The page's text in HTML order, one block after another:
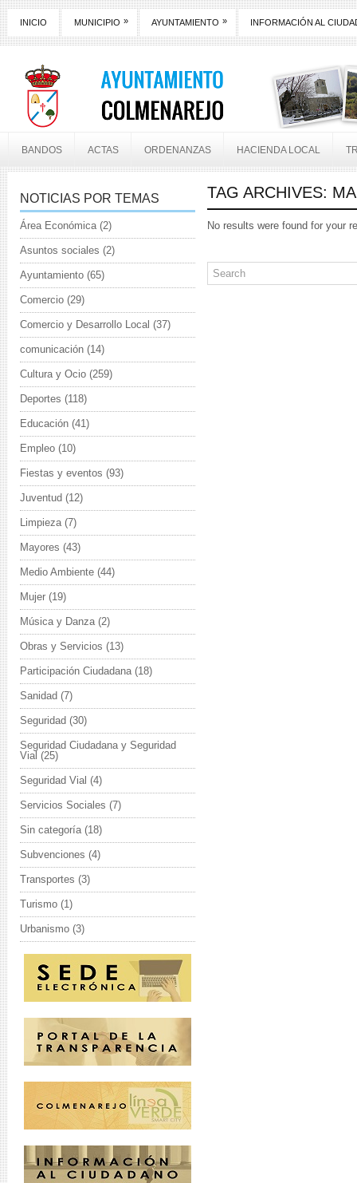
INICIO MUNICIPIO » AYUNTAMIENTO » INFORMACIÓN AL
BANDOS ACTAS ORDENANZAS HACIENDA LOCAL
TAG ARCHIVES:
No results were found for your
NOTICIAS POR TEMAS
Área Económica(2)
Asuntos sociales (2)
Ayuntamiento (65)
Comercio (29)
Comercio y Desarrollo Local (37)
comunicación (14)
Cultura y Ocio (259)
Deportes (118)
Educación (41)
Empleo (10)
Fiestas y eventos (93)
Juventud (12)
Limpieza(7)
Mayores (43)
Medio Ambiente (44)
Mujer (19)
Música y Danza(2)
Obras y Servicios (13)
Participación Ciudadana(18)
Sanidad (7)
Seguridad (30)
Seguridad Ciudadana y Seguridad
Vial (25)
Seguridad Vial (4)
Servicios Sociales (7)
Sin categoría(18)
Subvenciones (4)
Transportes (3)
Turismo (1)
Urbanismo (3)